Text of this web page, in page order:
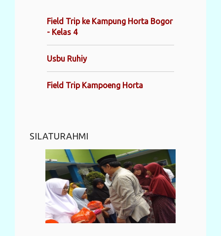
Field Trip ke Kampung Horta Bogor
- Kelas 4
Usbu Ruhiy
Field Trip Kampoeng Horta
SILATURAHMI